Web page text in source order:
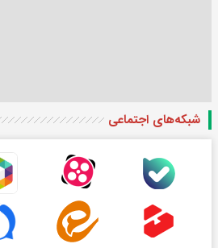
شبکه‌های اجتماعی